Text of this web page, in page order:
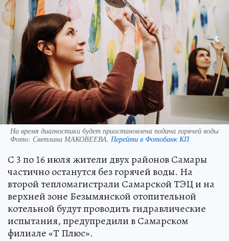
На время диагностики будет приостановлена подача горячей воды
Фото: Светлана МАКОВЕЕВА. Перейти в Фотобанк КП
С 3 по 16 июля жители двух районов Самары
частично останутся без горячей воды. На
второй тепломагистрали Самарской ТЭЦ и на
верхней зоне Безымянской отопительной
котельной будут проводить гидравлические
испытания, предупредили в Самарском
филиале «Т Плюс».